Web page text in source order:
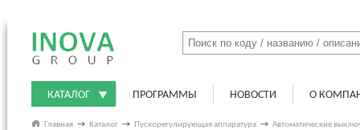
КАТАЛОГ ПРОГРАММЫ НОВОСТИ О
Главная → Каталог → Пускорегулирующая аппаратура → Автоматические